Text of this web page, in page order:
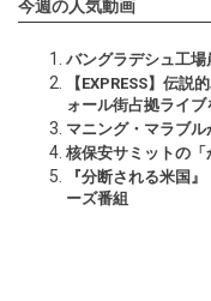
今週の人気動画
バングラデシュ工
【EXPRESS】伝説
ォール街占拠ライブ
マニング・マラブ
核保安サミットの「
『分断される米国
ーズ番組